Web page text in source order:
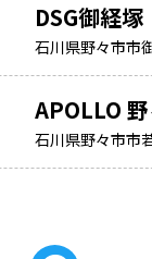
DSG御経
石川県野々市市
APOLLO
石川県野々市市